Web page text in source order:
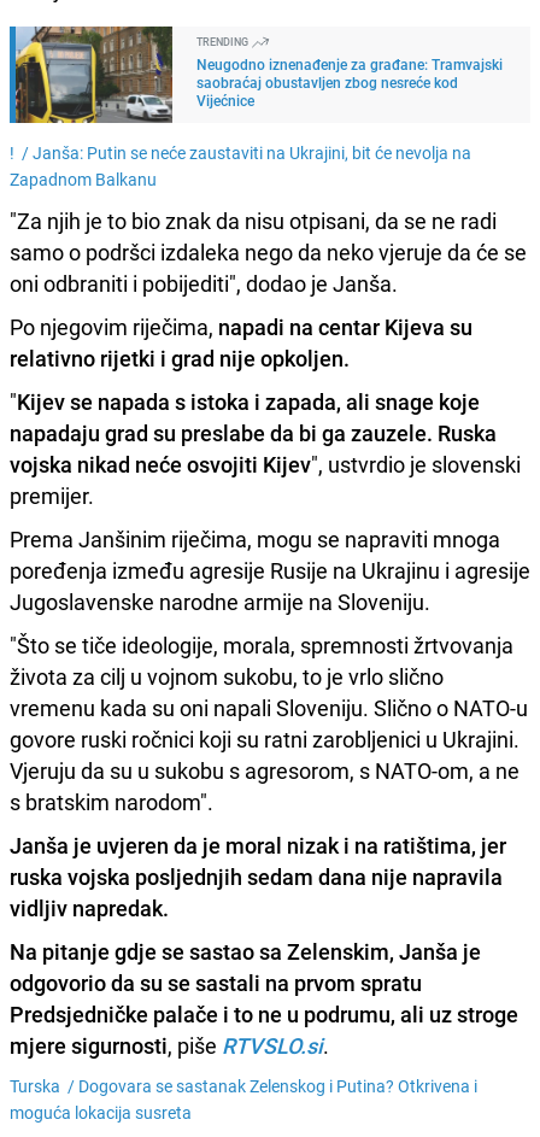
TRENDING
Neugodno iznenađenje za građane: Tramvajski
saobraćaj obustavljen zbog nesreće kod
Vijećnice
! /Janša: Putin se neće zaustaviti na Ukrajini, bit će nevolja na
Zapadnom Balkanu
"Za njih je to bio znak da nisu otpisani, da se ne radi
samo o podršci izdaleka nego da neko vjeruje da će se
oni odbraniti i pobijediti", dodao je Janša.
Po njegovim riječima, napadi na centar Kijeva su
relativno rijetki i grad nije opkoljen.
"Kijev se napada s istoka i zapada, ali snage koje
napadaju grad su preslabe da bi ga zauzele. Ruska
vojska nikad neće osvojiti Kijev", ustvrdio je slovenski
premijer.
Prema Janšinim riječima, mogu se napraviti mnoga
poređenja između agresije Rusije na Ukrajinu i agresije
Jugoslavenske narodne armije na Sloveniju.
"Što se tiče ideologije, morala, spremnosti žrtvovanja
života za cilj u vojnom sukobu, to je vrlo slično
vremenu kada su oni napali Sloveniju. Slično o NATO-u
govore ruski ročnici koji su ratni zarobljenici u Ukrajini.
Vjeruju da su u sukobu s agresorom, s NATO-om, a ne
s bratskim narodom".
Janša je uvjeren da je moral nizak i na ratištima, jer
ruska vojska posljednjih sedam dana nije napravila
vidljiv napredak.
Na pitanje gdje se sastao sa Zelenskim, Janša je
odgovorio da su se sastali na prvom spratu
Predsjedničke palače i to ne u podrumu, ali uz stroge
mjere sigurnosti, piše RTVSLO.si.
Turska / Dogovara se sastanak Zelenskog i Putina? Otkrivena i
moguća lokacija susreta